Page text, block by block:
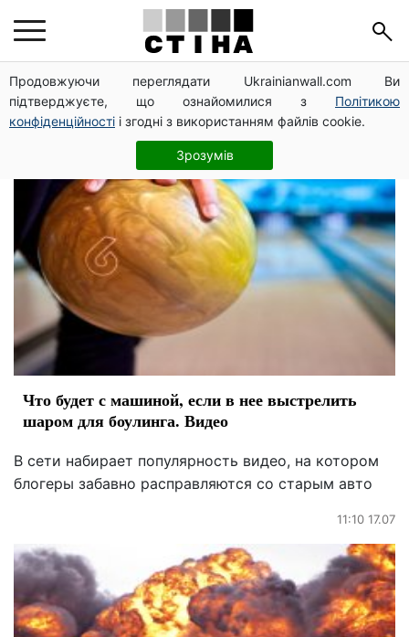
Продовжуючи переглядати Ukrainianwall.com Ви
підтверджуєте, що ознайомилися з Політикою
конфіденційності і згодні з використанням файлів cookie.
Зрозумів
машина
Что будет с машиной, если в нее выстрелить
шаром для боулинга. Видео
В сети набирает популярность видео, на котором
блогеры забавно расправляются со старым авто
11:10 17.07